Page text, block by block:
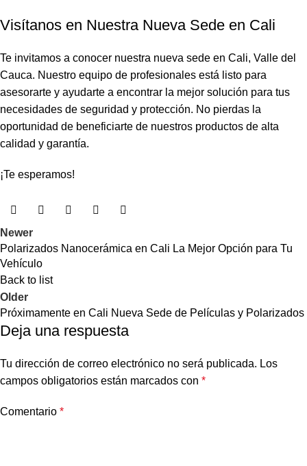
Visítanos en Nuestra Nueva Sede en Cali
Te invitamos a conocer nuestra nueva sede en Cali, Valle del
Cauca. Nuestro equipo de profesionales está listo para
asesorarte y ayudarte a encontrar la mejor solución para tus
necesidades de seguridad y protección. No pierdas la
oportunidad de beneficiarte de nuestros productos de alta
calidad y garantía.
¡Te esperamos!
Newer
Polarizados Nanocerámica en Cali La Mejor Opción para Tu
Vehículo
Back to list
Older
Próximamente en Cali Nueva Sede de Películas y Polarizados
Deja una respuesta
Tu dirección de correo electrónico no será publicada. Los
campos obligatorios están marcados con *
Comentario *